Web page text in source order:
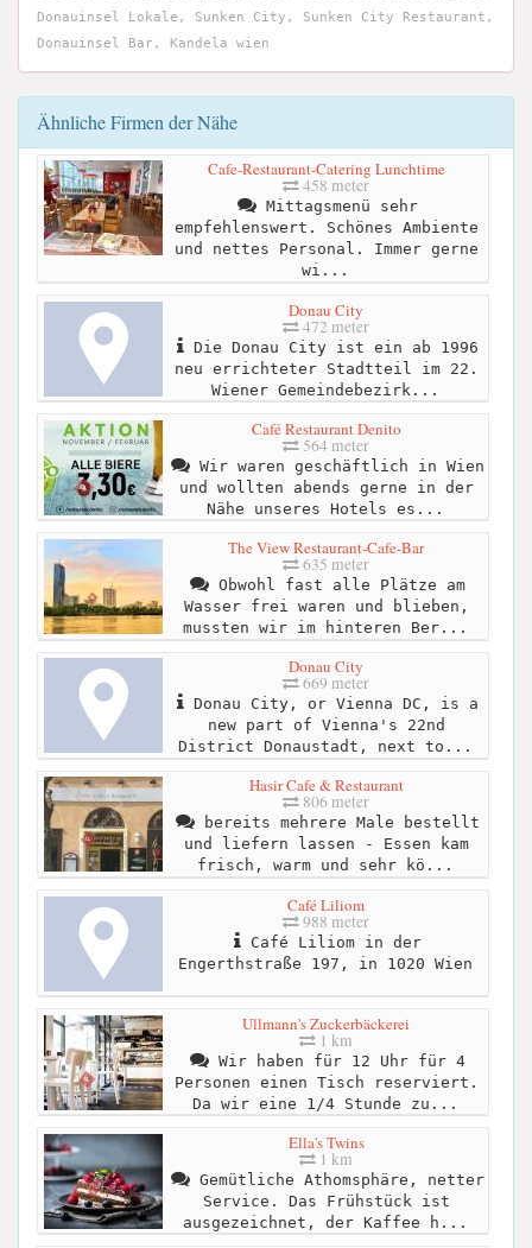
Donauinsel Lokale, Sunken City, Sunken City Restaurant,
Donauinsel Bar, Kandela wien
Ähnliche Firmen der Nähe
Cafe-Restaurant-Catering Lunchtime
458 meter
Mittagsmenü sehr
empfehlenswert. Schönes Ambiente
und nettes Personal. Immer gerne
wi...
Donau City
472 meter
Die Donau City ist ein ab 1996
neu errichteter Stadtteil im 22.
Wiener Gemeindebezirk...
Café Restaurant Denito
564 meter
Wir waren geschäftlich in Wien
und wollten abends gerne in der
Nähe unseres Hotels es...
The View Restaurant-Cafe-Bar
635 meter
Obwohl fast alle Plätze am
Wasser frei waren und blieben,
mussten wir im hinteren Ber...
Donau City
669 meter
Donau City, or Vienna DC, is a
new part of Vienna's 22nd
District Donaustadt, next to...
Hasir Cafe & Restaurant
806 meter
bereits mehrere Male bestellt
und liefern lassen - Essen kam
frisch, warm und sehr kö...
Café Liliom
988 meter
Café Liliom in der
Engerthstraße 197, in 1020 Wien
Ullmann's Zuckerbäckerei
1 km
Wir haben für 12 Uhr für 4
Personen einen Tisch reserviert.
Da wir eine 1/4 Stunde zu...
Ella's Twins
1 km
Gemütliche Athomsphäre, netter
Service. Das Frühstück ist
ausgezeichnet, der Kaffee h...